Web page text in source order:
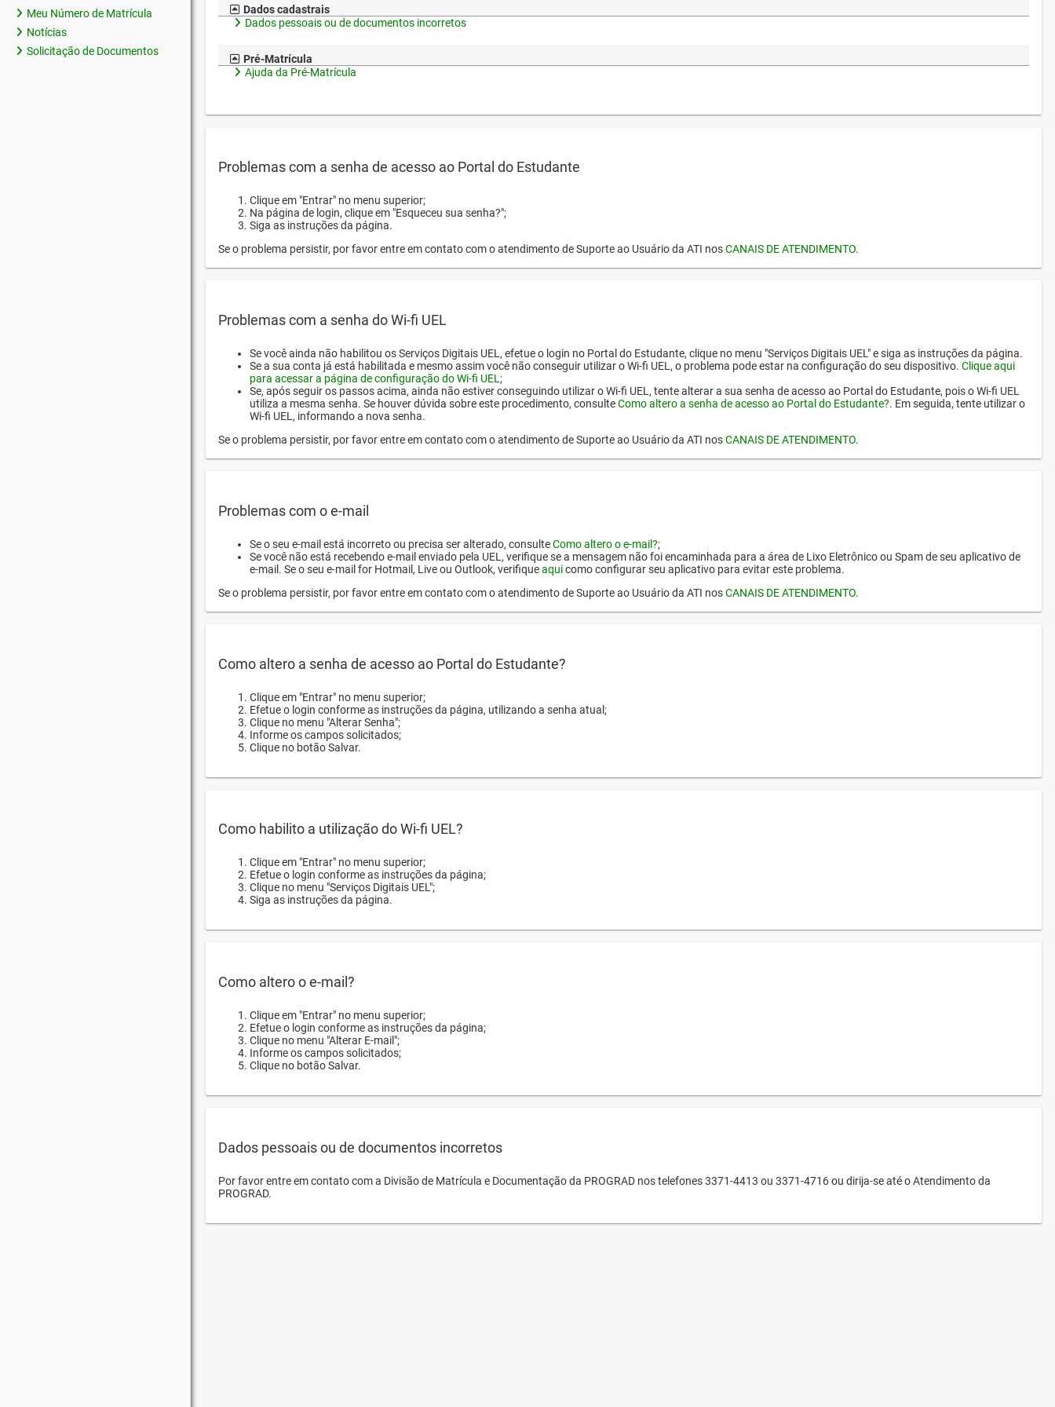
Meu Número de Matrícula
Notícias
Solicitação de Documentos
Dados cadastrais
Dados pessoais ou de documentos incorretos
Pré-Matrícula
Ajuda da Pré-Matrícula
Problemas com a senha de acesso ao Portal do Estudante
Clique em "Entrar" no menu superior;
Na página de login, clique em "Esqueceu sua senha?";
Siga as instruções da página.
Se o problema persistir, por favor entre em contato com o atendimento de Suporte ao Usuário da ATI nosCANAIS DE ATENDIMENTO.
Problemas com a senha do Wi-fi UEL
Se você ainda não habilitou os Serviços Digitais UEL, efetue o login no Portal do Estudante, clique no menu "Serviços Digitais UEL" e siga as instruções da página.
Se a sua conta já está habilitada e mesmo assim você não conseguir utilizar o Wi-fi UEL, o problema pode estar na configuração do seu dispositivo. Clique aqui
para acessar a página de configuração do Wi-fi UEL ;
Se, após seguir os passos acima, ainda não estiver conseguindo utilizar o Wi-fi UEL, tente alterar a sua senha de acesso ao Portal do Estudante, pois o Wi-fi UEL
utiliza a mesma senha. Se houver dúvida sobre este procedimento, consulteComo altero a senha de acesso ao Portal do Estudante?. Em seguida, tente utilizar o
Wi-fi UEL, informando a nova senha.
Se o problema persistir, por favor entre em contato com o atendimento de Suporte ao Usuário da ATI nosCANAIS DE ATENDIMENTO.
Problemas com o e-mail
Se o seu e-mail está incorreto ou precisa ser alterado, consulteComo altero o e-mail?;
Se você não está recebendo e-mail enviado pela UEL, verifique se a mensagem não foi encaminhada para a área de Lixo Eletrônico ou Spam de seu aplicativo de
e-mail. Se o seu e-mail for Hotmail, Live ou Outlook, verifiqueaquicomo configurar seu aplicativo para evitar este problema.
Se o problema persistir, por favor entre em contato com o atendimento de Suporte ao Usuário da ATI nosCANAIS DE ATENDIMENTO.
Como altero a senha de acesso ao Portal do Estudante?
Clique em "Entrar" no menu superior;
Efetue o login conforme as instruções da página, utilizando a senha atual;
Clique no menu "Alterar Senha";
Informe os campos solicitados;
Clique no botão Salvar.
Como habilito a utilização do Wi-fi UEL?
Clique em "Entrar" no menu superior;
Efetue o login conforme as instruções da página;
Clique no menu "Serviços Digitais UEL";
Siga as instruções da página.
Como altero o e-mail?
Clique em "Entrar" no menu superior;
Efetue o login conforme as instruções da página;
Clique no menu "Alterar E-mail";
Informe os campos solicitados;
Clique no botão Salvar.
Dados pessoais ou de documentos incorretos
Por favor entre em contato com a Divisão de Matrícula e Documentação da PROGRAD nos telefones 3371-4413 ou 3371-4716 ou dirija-se até o Atendimento da
PROGRAD.